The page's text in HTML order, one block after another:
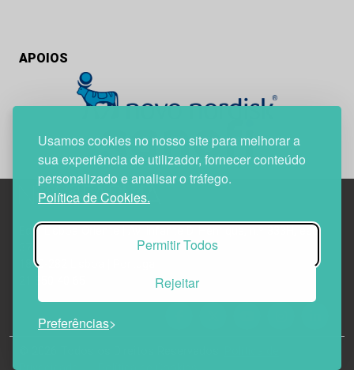
Usamos cookies no nosso site para melhorar a
sua experiência de utilizador, fornecer conteúdo
personalizado e analisar o tráfego.
Política de Cookies.
Permitir Todos
Rejeitar
Preferências
APOIOS
Edif. Lisboa Oriente | Av. Infante D. Henrique, n.º 333H, esc.
1800-282 Lisboa | Portugal